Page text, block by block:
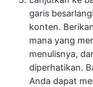
garis besar
konten.
mana yang
menulisnya,
diperhatikan.
Anda dapat